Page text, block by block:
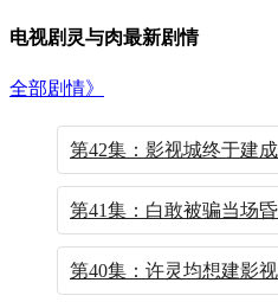
电视剧灵与肉最新剧情
全部剧情》
第42集：影视城终于建
第41集：白敢被骗当场
第40集：许灵均想建影